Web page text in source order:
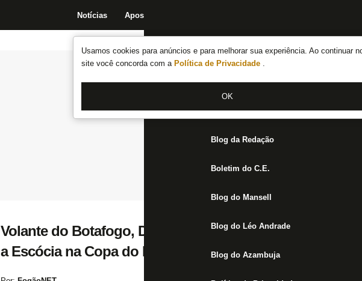
Usamos cookies para anúncios e para melhorar sua experiência. Ao continuar
site você concorda com a Política de Privacidade .
OK
Notícias Apostas
Notícias do Botafogo
Fórum
Jogos
Blog da Redação
Boletim do C.E.
Blog do Mansell
Blog do Léo Andrade
Blog do Azambuja
Volante do Botafogo, Danilo não é acionado em vitória
a Escócia na Copa do Mundo